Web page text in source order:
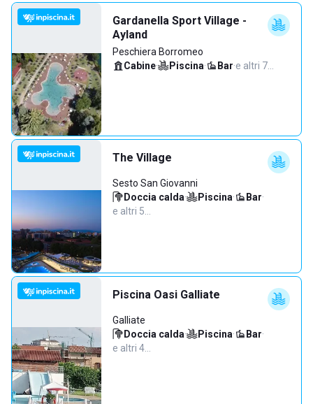
Gardanella Sport Village -
Ayland
Peschiera Borromeo
Cabine· Piscina· Bar·e altri 7…
The Village
Sesto San Giovanni
Doccia calda· Piscina· Bar·
e altri 5…
Piscina Oasi Galliate
Galliate
Doccia calda· Piscina· Bar·
e altri 4…